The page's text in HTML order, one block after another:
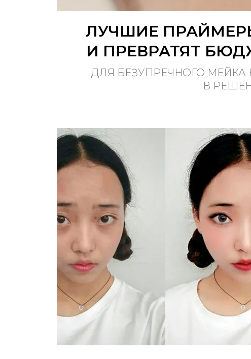
ЛУЧШИЕ
И ПРЕВРАТЯТ
ДЛЯ БЕЗУПРЕЧНОГО
В